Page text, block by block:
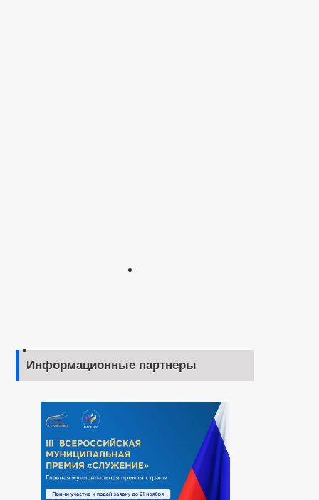
Информационные партнеры